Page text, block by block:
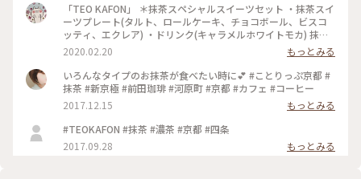
「TEO KAFON」 ＊抹茶スペシャルスイーツセット ・抹茶スイ
ーツプレート(タルト、ロールケーキ、チョコボール、ビスコ
ッティ、エクレア) ・ドリンク(キャラメルホワイトモカ) 抹茶
三昧出来て大満足したそうです。 フォークを2本用意して頂い
たのですが、娘一人で完食でした。 #TEO KAFON#抹茶三昧#
プチことりっぷ京都#冬のおでかけ
2020.02.20
もっとみる
いろんなタイプのお抹茶が食べたい時に💕 #ことりっぷ京都 #
抹茶 #新京極 #前田珈琲 #河原町 #京都 #カフェ #コーヒー
2017.12.15
もっとみる
#TEOKAFON #抹茶 #濃茶 #京都 #四条
2017.09.28
もっとみる